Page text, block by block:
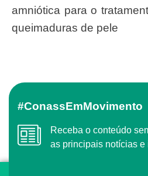
amniótica para o
queimaduras de pele
#ConassEmMovimento
Receba o conteúdo semanal do Conass com
as principais notícias